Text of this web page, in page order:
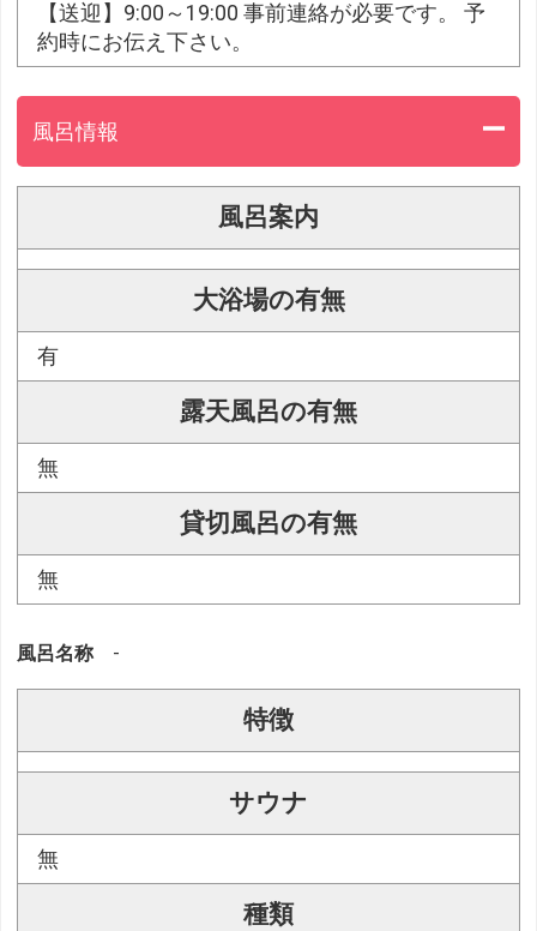
【送迎】9:00～19:00 事前連絡が必要です。 予
約時にお伝え下さい。
風呂情報
風呂案内
大浴場の有無
有
露天風呂の有無
無
貸切風呂の有無
無
風呂名称 -
特徴
サウナ
無
種類